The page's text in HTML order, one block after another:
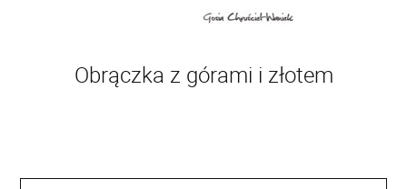
Obrączka z górami i złotem